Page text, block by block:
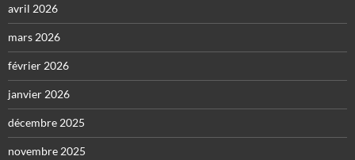
avril 2026
mars 2026
février 2026
janvier 2026
décembre 2025
novembre 2025